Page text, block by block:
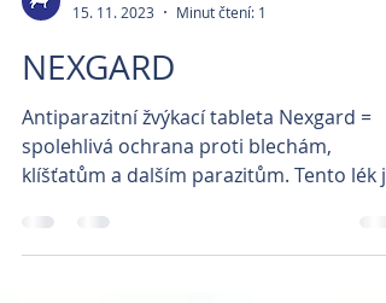
15. 11. 2023
NEXGARD
Antiparazitní žvýkací tableta Nexgard =
klíšťatům a dalším parazitům. Tento lék je
určen pro psy od...